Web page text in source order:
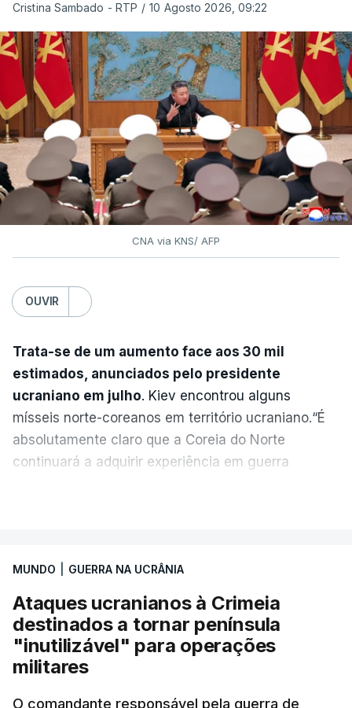
Cristina Sambado - RTP / 10 Agosto 2026, 09:22
CNA via KNS/ AFP
OUVIR
Trata-se de um aumento face aos 30 mil
estimados, anunciados pelo presidente
ucraniano em julho. Kiev encontrou alguns
mísseis norte-coreanos em território ucraniano.“É
absolutamente claro que a Coreia do Norte
continuará a adquirir experiência em guerra
Este mês, um responsável dos serviços de
informação militar ucranianos disse à Reuters que
uma unidade de mísseis norte-coreana começou a
enviar pessoal e equipamento para o oeste da
com 120 mísseis balísticos e seis lançadores para
MUNDO GUERRA NA UCRÂNIA
Ataques ucranianos à Crimeia
destinados a tornar península
"inutilizável" para operações
militares
O comandante responsável pela guerra de